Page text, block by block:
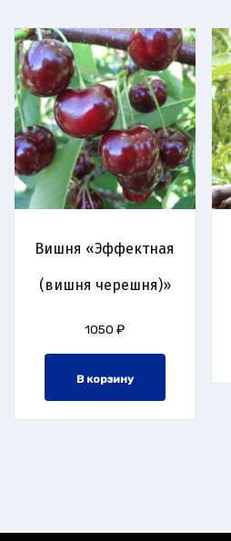
Вишня «Эффектная
(вишня черешня)»
1050₽
В корзину